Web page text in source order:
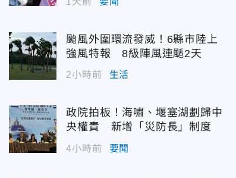
颱風外圍環流發威！6縣市陸上
強風特報 8級陣風連颳2天
2小時前 生活
政院拍板！海嘯、堰塞湖劃歸中
央權責 新增「災防長」制度
4小時前 要聞